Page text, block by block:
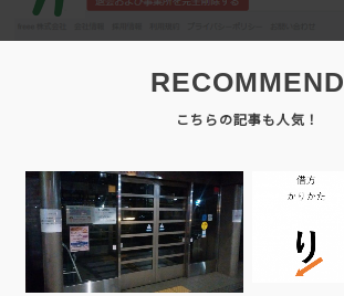
RECOMMEND